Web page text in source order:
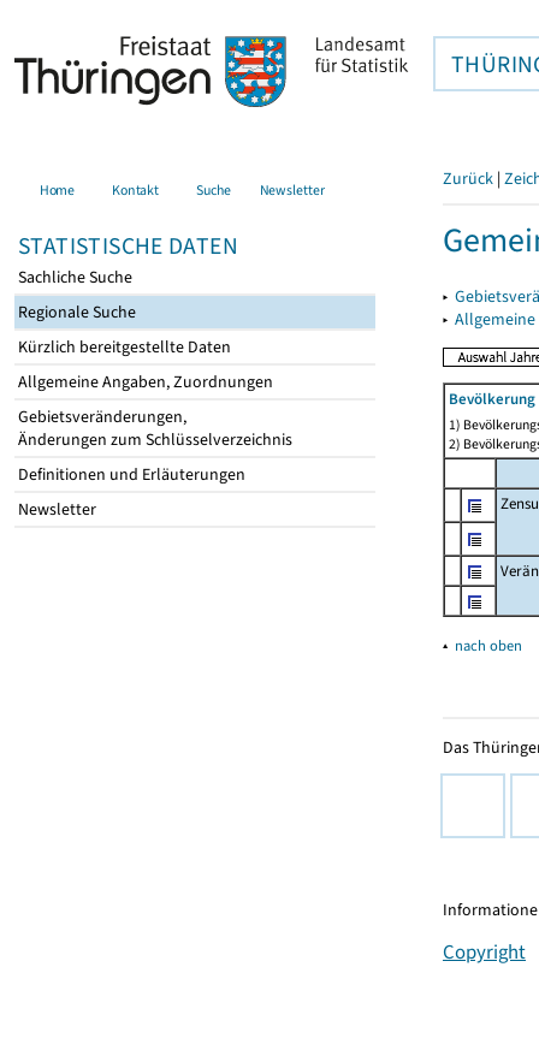
Home Kontakt Suche Newsletter
STATISTISCHE DATEN
Sachliche Suche
Regionale Suche
Kürzlich bereitgestellte Daten
Allgemeine Angaben, Zuordnungen
Gebietsveränderungen,
Änderungen zum Schlüsselverzeichnis
Definitionen und Erläuterungen
Newsletter
Zurück |
▸
▸
Bevölkerung
1)
2)
▴ nach oben
Das
Copyright